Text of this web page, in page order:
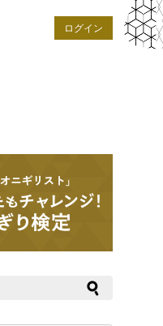
ログイン